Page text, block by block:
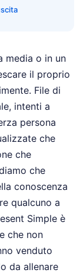
media o in un
il proprio
File di
intenti a
persona
che
che
che
conoscenza
qualcuno a
Simple è
che non
venduto
da allenare